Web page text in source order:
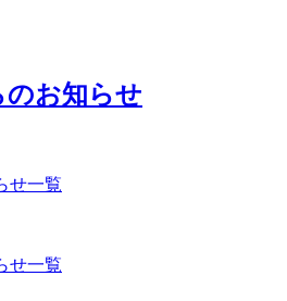
のお知らせ
せ一覧
せ一覧